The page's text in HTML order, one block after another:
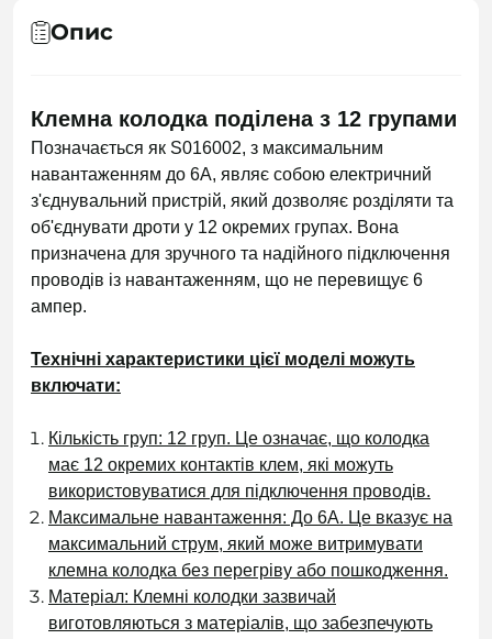
Опис
Клемна колодка поділена з 12 групами
Позначається як S016002, з максимальним
навантаженням до 6А, являє собою електричний
з'єднувальний пристрій, який дозволяє розділяти та
об'єднувати дроти у 12 окремих групах. Вона
призначена для зручного та надійного підключення
проводів із навантаженням, що не перевищує 6
ампер.
Технічні характеристики цієї моделі можуть
включати:
Кількість груп: 12 груп. Це означає, що колодка
має 12 окремих контактів клем, які можуть
використовуватися для підключення проводів.
Максимальне навантаження: До 6А. Це вказує на
максимальний струм, який може витримувати
клемна колодка без перегріву або пошкодження.
Матеріал: Клемні колодки зазвичай
виготовляються з матеріалів, що забезпечують